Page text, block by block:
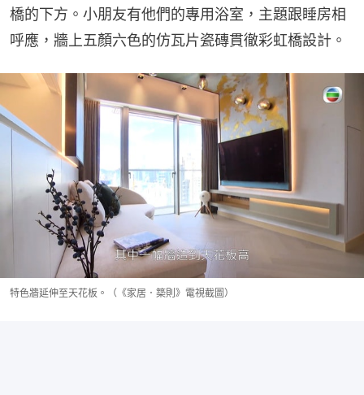
橋的下方。小朋友有他們的專用浴室，主題跟睡房相
呼應，牆上五顏六色的仿瓦片瓷磚貫徹彩虹橋設計。
特色牆延伸至天花板。（《家居．築則》電視截圖）